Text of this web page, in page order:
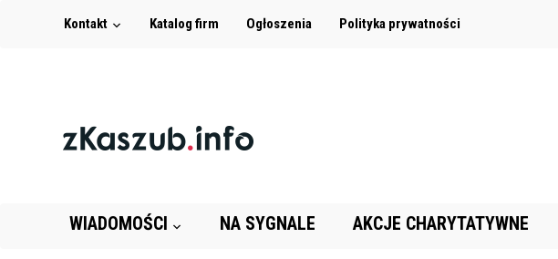
Kontakt Katalog firm Ogłoszenia Polityka prywatności
WIADOMOŚCI NA SYGNALE AKCJE CHARYTATYWNE